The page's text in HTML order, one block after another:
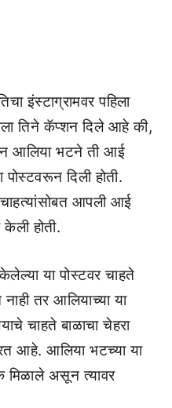
इंस्टाग्रामवर पहिला
तिने कॅप्शन दिले आहे की,
आलिया भटने ती आई
पोस्टवरून दिली होती.
आपली आई
होती.
या पोस्टवर चाहते
तर आलियाच्या या
चाहते बाळाचा चेहरा
आहे. आलिया भटच्या या
मिळाले असून त्यावर